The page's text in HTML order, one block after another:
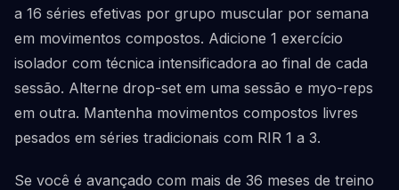
a 16 séries efetivas por grupo muscular por semana
em movimentos compostos. Adicione 1 exercício
isolador com técnica intensificadora ao final de cada
sessão. Alterne drop-set em uma sessão e myo-reps
em outra. Mantenha movimentos compostos livres
pesados em séries tradicionais com RIR 1 a 3.
Se você é avançado com mais de 36 meses de treino